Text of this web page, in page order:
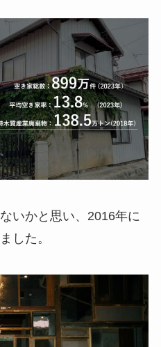
いかと思い、2016年に
した。